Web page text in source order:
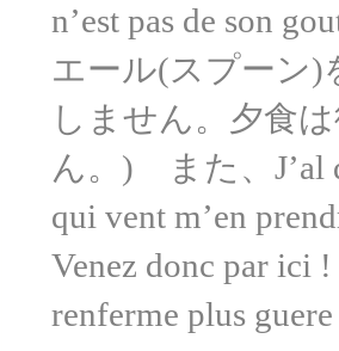
n’est pas de son
エール(スプーン)
しません。夕食
ん。) また、J’al
qui vent m’en
Venez donc par ici
renferme plus